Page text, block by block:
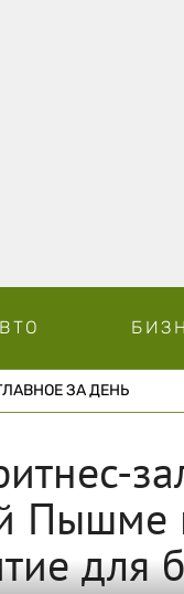
ЗА ДЕНЬ
Пышме
для